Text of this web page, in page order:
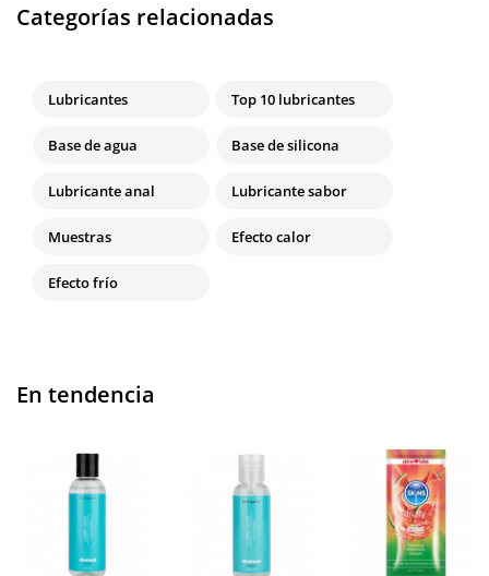
Categorías relacionadas
Lubricantes Top 10 lubricantes
Base de agua Base de silicona
Lubricante anal Lubricante sabor
Muestras Efecto calor
Efecto frío
En tendencia